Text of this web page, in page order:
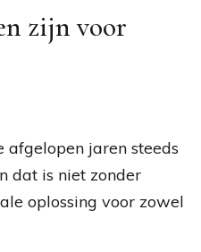
zijn voor
afgelopen jaren steeds
dat is niet zonder
oplossing voor zowel